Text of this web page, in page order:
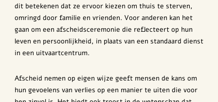
dit betekenen dat ze ervoor kiezen om thuis te sterven,
omringd door familie en vrienden. Voor anderen kan het
gaan om een afscheidsceremonie die reflecteert op hun
leven en persoonlijkheid, in plaats van een standaard dienst
in een uitvaartcentrum.
Afscheid nemen op eigen wijze geeft mensen de kans om
hun gevoelens van verlies op een manier te uiten die voor